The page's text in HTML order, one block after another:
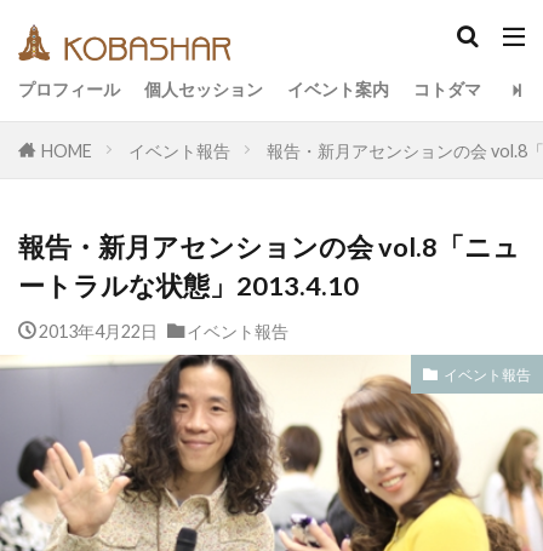
プロフィール 個人セッション イベント案内 コトダマ
HOME イベント報告 報告・新月アセンションの会 vol.8
報告・新月アセンションの会 vol.8「ニュ
ートラルな状態」2013.4.10
2013年4月22日 イベント報告
イベント報告
カテゴリー
アーティスト
イベント
イヤシロチ
エコ
オフグリッド
キールタン
デトックス
バシャール・宇宙の法則
メッセージ
ヨガ
リトリート
ワンネス
ヴィーガン 健康
動画
友人
合宿 名古屋 地底人
子供
宇宙人
岐阜 引き寄せの法則
愛
断食
旅 沖縄 満月
石川県